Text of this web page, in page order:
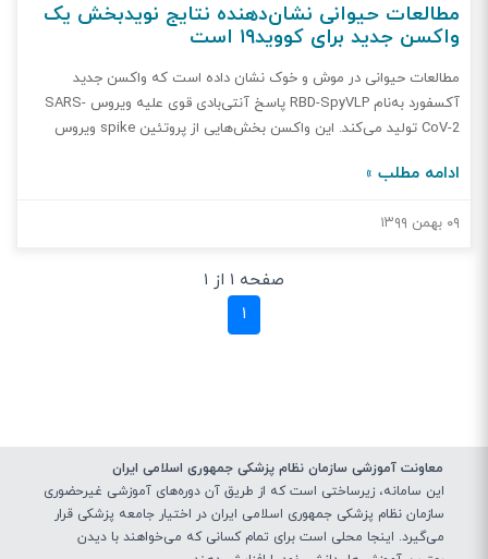
مطالعات حیوانی نشان‌دهنده نتایج نویدبخش یک
واکسن جدید برای کووید۱۹ است
مطالعات حیوانی در موش و خوک نشان داده است که واکسن جدید
آکسفورد به‌نام RBD-SpyVLP پاسخ آنتی‌بادی قوی علیه ویروس SARS-
CoV-2 تولید می‌کند. این واکسن بخش‌هایی از پروتئین spike ویروس
شبیه ویروس متصل است که هیچ ماده ژنتیکی ندارد. نشان داده شده که
همچنین دوزهای گوناگون با هم تفاوتی از لحاظ پاسخ ایمنی نداشتند.
کند. این واکسن در دمای اتاق هم پایدار می‌ماند و قابلیت فریز هم دارد.
ادامه مطلب »
۰۹ بهمن ۱۳۹۹
صفحه ۱ از ۱
۱
معاونت آموزشی سازمان نظام پزشکی جمهوری اسلامی ایران
این سامانه، زیرساختی‌ است که از طریق آن دوره‌های آموزشی غیرحضوری
سازمان نظام پزشکی جمهوری اسلامی ایران در اختیار جامعه پزشکی قرار
می‌گیرد. اینجا محلی است برای تمام کسانی که می‌خواهند با دیدن